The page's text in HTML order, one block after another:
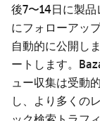
後7〜14日に製
にフォローアッ
自動的に公開し
ートします。
ュー収集は受動
し、より多くの